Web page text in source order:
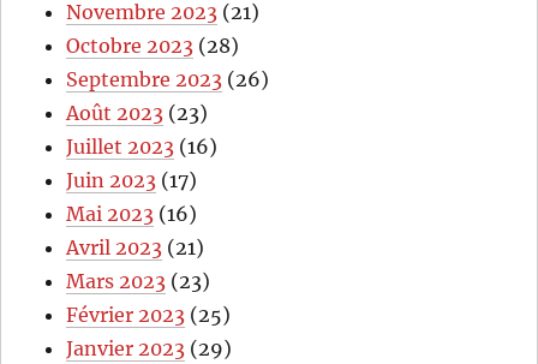
Novembre 2023 (21)
Octobre 2023 (28)
Septembre 2023 (26)
Août 2023 (23)
Juillet 2023 (16)
Juin 2023 (17)
Mai 2023 (16)
Avril 2023 (21)
Mars 2023 (23)
Février 2023 (25)
Janvier 2023 (29)